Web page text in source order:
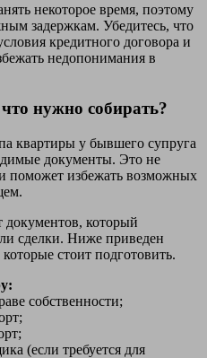
некоторое время, поэтому
задержкам. Убедитесь, что
кредитного договора и
недопонимания в
нужно собирать?
квартиры у бывшего супруга
документы. Это не
поможет избежать возможных
документов, который
сделки. Ниже приведен
стоит подготовить.
собственности;
(если требуется для